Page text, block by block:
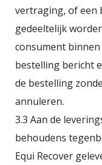
vertraging, of een
gedeeltelijk
consument
bestelling bericht
de bestelling
annuleren.
3.3 Aan de
behoudens
Equi Recover